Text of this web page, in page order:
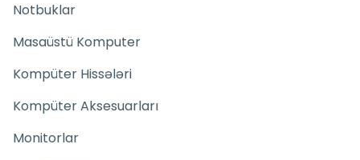
Notbuklar
Masaüstü Komputer
Kompüter Hissələri
Kompüter Aksesuarları
Monitorlar